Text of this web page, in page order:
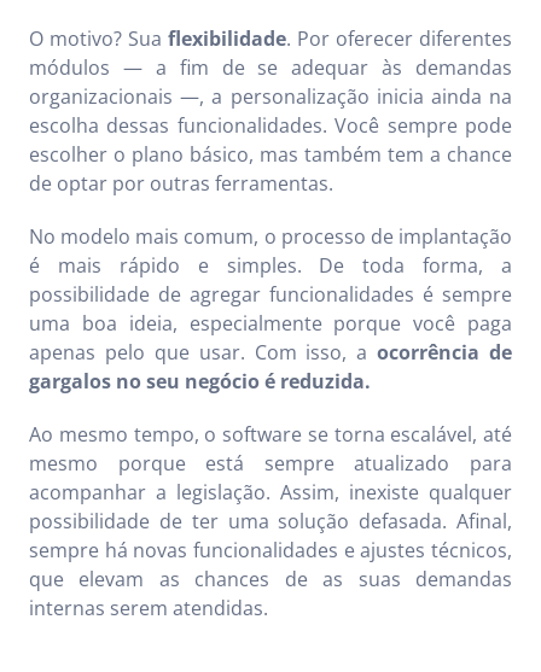
O motivo? Sua flexibilidade. Por oferecer diferentes
módulos — a fim de se adequar às demandas
organizacionais —, a personalização inicia ainda na
escolha dessas funcionalidades. Você sempre pode
escolher o plano básico, mas também tem a chance
de optar por outras ferramentas.
No modelo mais comum, o processo de implantação
é mais rápido e simples. De toda forma, a
possibilidade de agregar funcionalidades é sempre
uma boa ideia, especialmente porque você paga
apenas pelo que usar. Com isso, aocorrência de
gargalos no seu negócio é reduzida.
Ao mesmo tempo, o software se torna escalável, até
mesmo porque está sempre atualizado para
acompanhar a legislação. Assim, inexiste qualquer
possibilidade de ter uma solução defasada. Afinal,
sempre há novas funcionalidades e ajustes técnicos,
que elevam as chances de as suas demandas
internas serem atendidas.